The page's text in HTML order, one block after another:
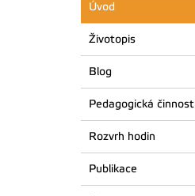
Úvod
Životopis
Blog
Pedagogická činnost
Rozvrh hodin
Publikace